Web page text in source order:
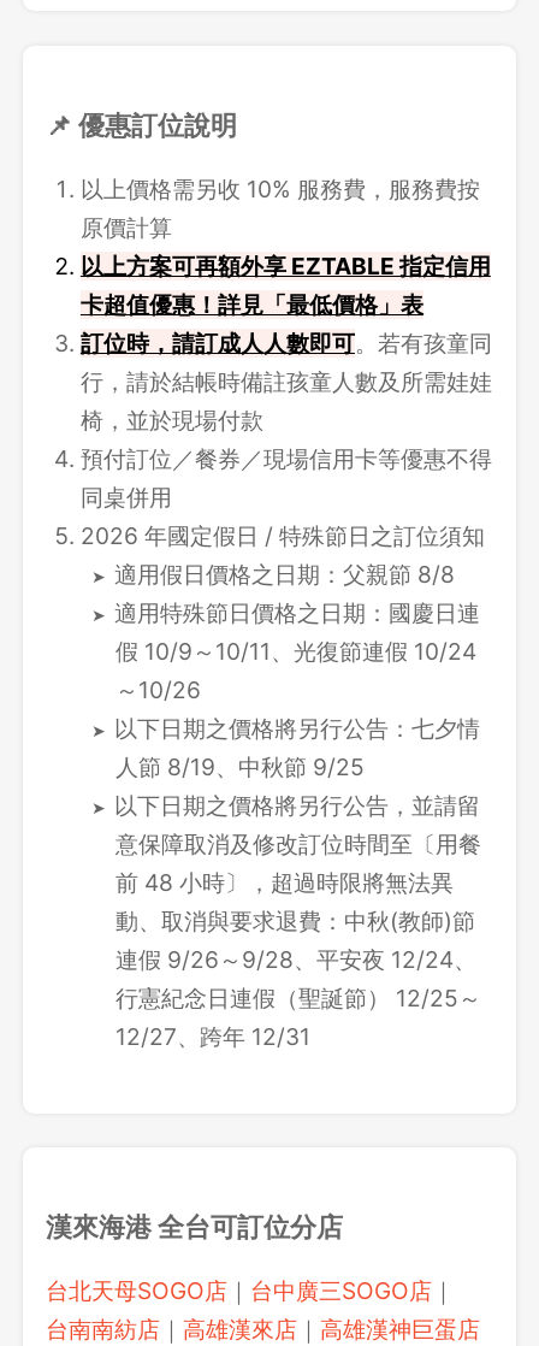
📌 優惠訂位說明
以上價格需另收 10% 服務費，服務費按
原價計算
以上方案可再額外享 EZTABLE 指定信用
卡超值優惠！詳見「最低價格」表
訂位時，請訂成人人數即可。若有孩童同
行，請於結帳時備註孩童人數及所需娃娃
椅，並於現場付款
預付訂位／餐券／現場信用卡等優惠不得
同桌併用
2026 年國定假日 / 特殊節日之訂位須知
適用假日價格之日期：父親節 8/8
適用特殊節日價格之日期：國慶日連
假 10/9～10/11、光復節連假 10/24
～10/26
以下日期之價格將另行公告：七夕情
人節 8/19、中秋節 9/25
以下日期之價格將另行公告，並請留
意保障取消及修改訂位時間至〔用餐
前 48 小時〕，超過時限將無法異
動、取消與要求退費：中秋(教師)節
連假 9/26～9/28、平安夜 12/24、
行憲紀念日連假（聖誕節） 12/25～
12/27、跨年 12/31
漢來海港 全台可訂位分店
台北天母SOGO店 ｜ 台中廣三SOGO店 ｜
台南南紡店 ｜高雄漢來店 ｜高雄漢神巨蛋店
登出
先不要